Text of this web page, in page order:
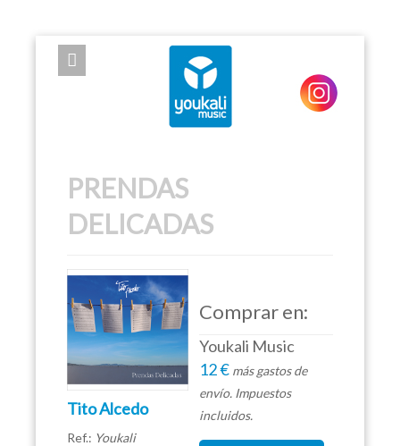
EXPOSE FRAMEWORK FOR JOOMLA 2.5 AND 3.0+
PRENDAS
DELICADAS
Tito Alcedo
Ref.: Youkali
Comprar en:
Youkali Music
12 € más gastos de
envío. Impuestos
incluidos.